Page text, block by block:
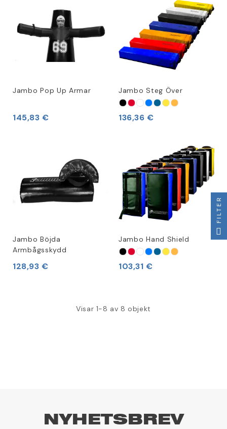
Jambo Pop Up Armar
145,83 €
Jambo Steg Över
136,36 €
Jambo Böjda
Armbågsskydd
128,93 €
Jambo Hand Shield
103,31 €
Visar 1-8 av 8 objekt
NYHETSBREV
FILTER